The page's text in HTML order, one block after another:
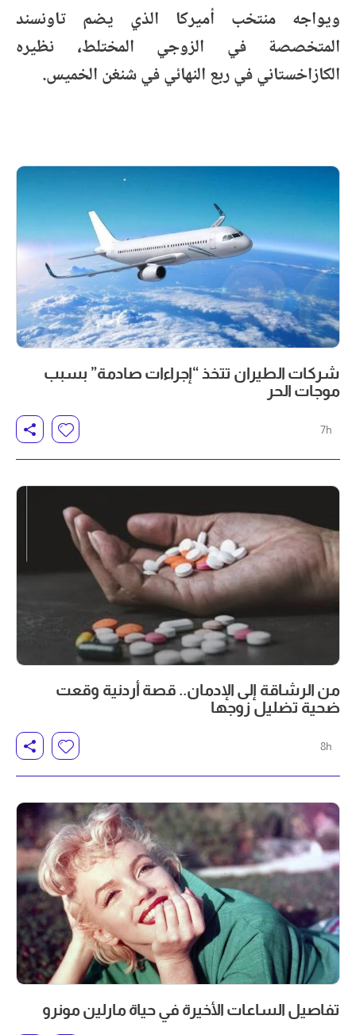
ويواجه منتخب أميركا الذي يضم تاونسند
المتخصصة في الزوجي المختلط، نظيره
الكازاخستاني في ربع النهائي في شنغن الخميس.
شركات الطيران تتخذ “إجراءات صادمة” بسبب
موجات الحر
7h
من الرشاقة إلى الإدمان.. قصة أردنية وقعت
ضحية تضليل زوجها
8h
تفاصيل الساعات الأخيرة في حياة مارلين مونرو